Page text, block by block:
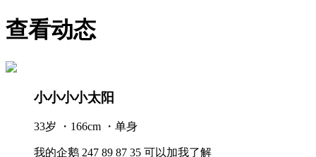
查看动态
小小小小太阳
33岁 ・166cm ・单身
我的企鹅 247 89 87 35 可以加我了解